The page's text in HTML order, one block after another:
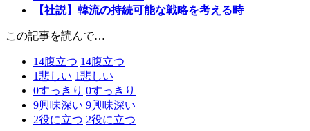
【社説】韓流の持続可能な戦略を考える時
この記事を読んで…
14腹立つ 14腹立つ
1悲しい 1悲しい
0すっきり 0すっきり
9興味深い 9興味深い
2役に立つ 2役に立つ